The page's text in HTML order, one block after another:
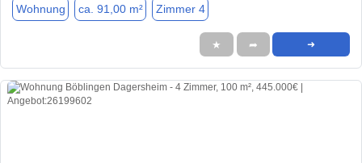
Wohnung ca. 91,00 m² Zimmer 4
★ ➦ ➜